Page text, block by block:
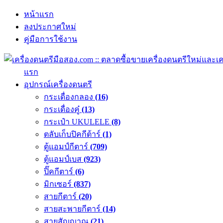
หน้าแรก
ลงประกาศใหม่
คู่มือการใช้งาน
แรก
อุปกรณ์เครื่องดนตรี
กระเดื่องกลอง (16)
กระเดื่องคู๋ (13)
กระเป๋า UKULELE (8)
ตลับเก็บปิคกีต้าร์ (1)
ตู้แอมป์กีตาร์ (709)
ตู้แอมป์เบส (923)
ปิ๊คกีตาร์ (6)
มิกเซอร์ (837)
สายกีตาร์ (20)
สายสะพายกีตาร์ (14)
สายสัญญาณ (21)